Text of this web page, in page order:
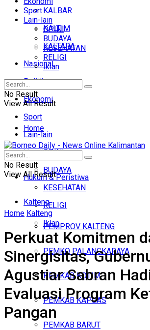
KALBAR
KALTIM
KALTARA
Nasional
Politik
Ekonomi
Sport
Lain-lain
OPINI
BUDAYA
KESEHATAN
RELIGI
Iklan
Sabtu, Agustus 8, 2026
Sport
Lain-lain
OPINI
BUDAYA
KESEHATAN
RELIGI
Iklan
No Result
View All Result
Home
Headline
Hukum & Peristiwa
Kalteng
PEMPROV KALTENG
PEMKO PALANGKARAYA
PEMKAB KOTIM
PEMKAB KAPUAS
PEMKAB BARUT
No Result
View All Result
Home Kalteng
Perkuat Komitmen
Sinergisitas,
Agustiar Sabran
Evaluasi Program
Pangan